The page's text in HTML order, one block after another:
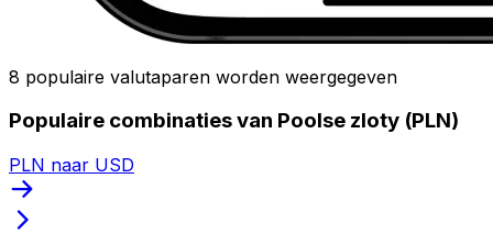
8 populaire valutaparen worden weergegeven
Populaire combinaties van Poolse zloty (PLN)
PLN naar USD